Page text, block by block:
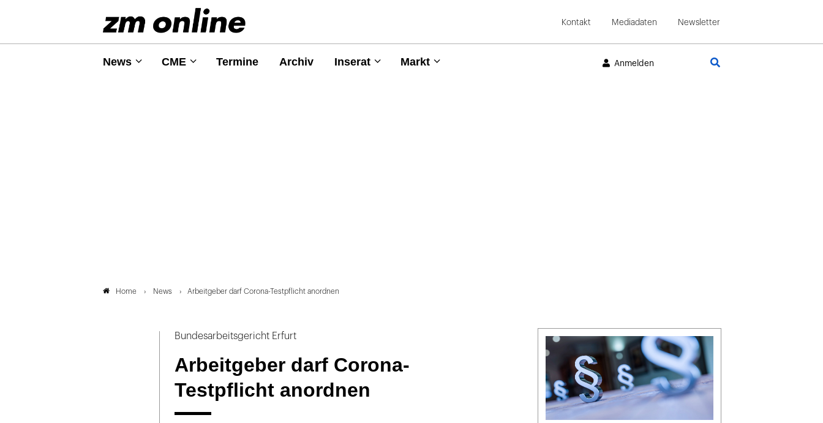
Kontakt Mediadaten Newsletter
News CME Termine Archiv Inserat Markt Anmelden
Home News Arbeitgeber darf Corona-Testpflicht anordnen
Bundesarbeitsgericht Erfurt
Arbeitgeber darf Corona-
Testpflicht anordnen